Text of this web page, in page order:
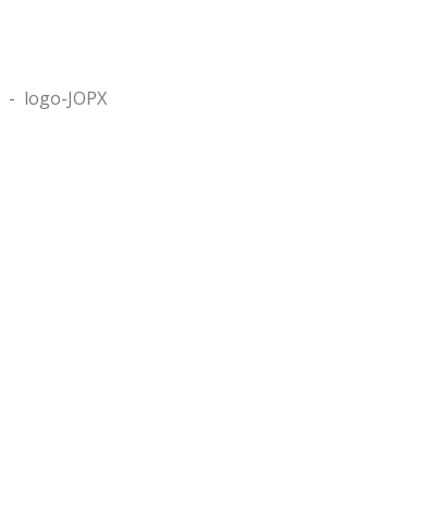
- logo-JOPX